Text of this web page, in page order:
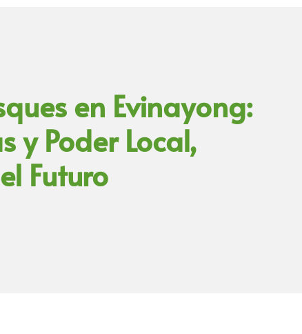
en Evinayong:
y Poder Local,
Futuro